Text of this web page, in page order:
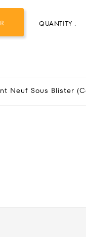
QUANTITY :
Neuf Sous Blister